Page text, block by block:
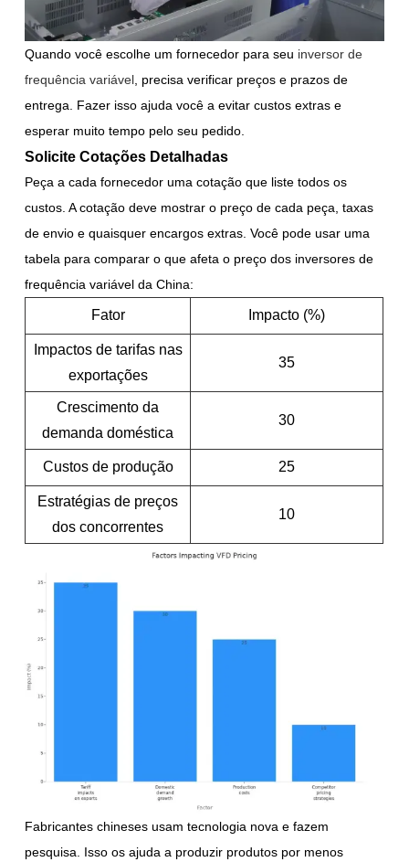
Quando você escolhe um fornecedor para seu inversor de
frequência variável , precisa verificar preços e prazos de
entrega. Fazer isso ajuda você a evitar custos extras e
esperar muito tempo pelo seu pedido.
Solicite Cotações Detalhadas
Peça a cada fornecedor uma cotação que liste todos os
custos. A cotação deve mostrar o preço de cada peça, taxas
de envio e quaisquer encargos extras. Você pode usar uma
tabela para comparar o que afeta o preço dos inversores de
frequência variável da China:
Fator Impacto (%)
Impactos de tarifas nas
exportações
35
Crescimento da
demanda doméstica
30
Custos de produção 25
Estratégias de preços
dos concorrentes
10
Fabricantes chineses usam tecnologia nova e fazem
pesquisa. Isso os ajuda a produzir produtos por menos